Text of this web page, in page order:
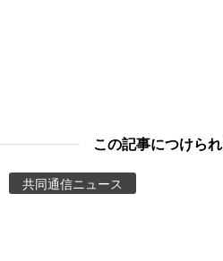
この記事につけら
共同通信ニュース